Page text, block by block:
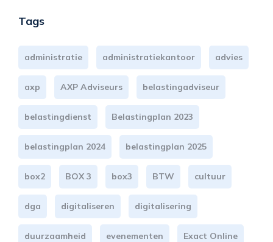
Tags
administratie administratiekantoor advies
axp AXP Adviseurs belastingadviseur
belastingdienst Belastingplan 2023
belastingplan 2024 belastingplan 2025
box2 BOX 3 box3 BTW cultuur
dga digitaliseren digitalisering
duurzaamheid evenementen Exact Online